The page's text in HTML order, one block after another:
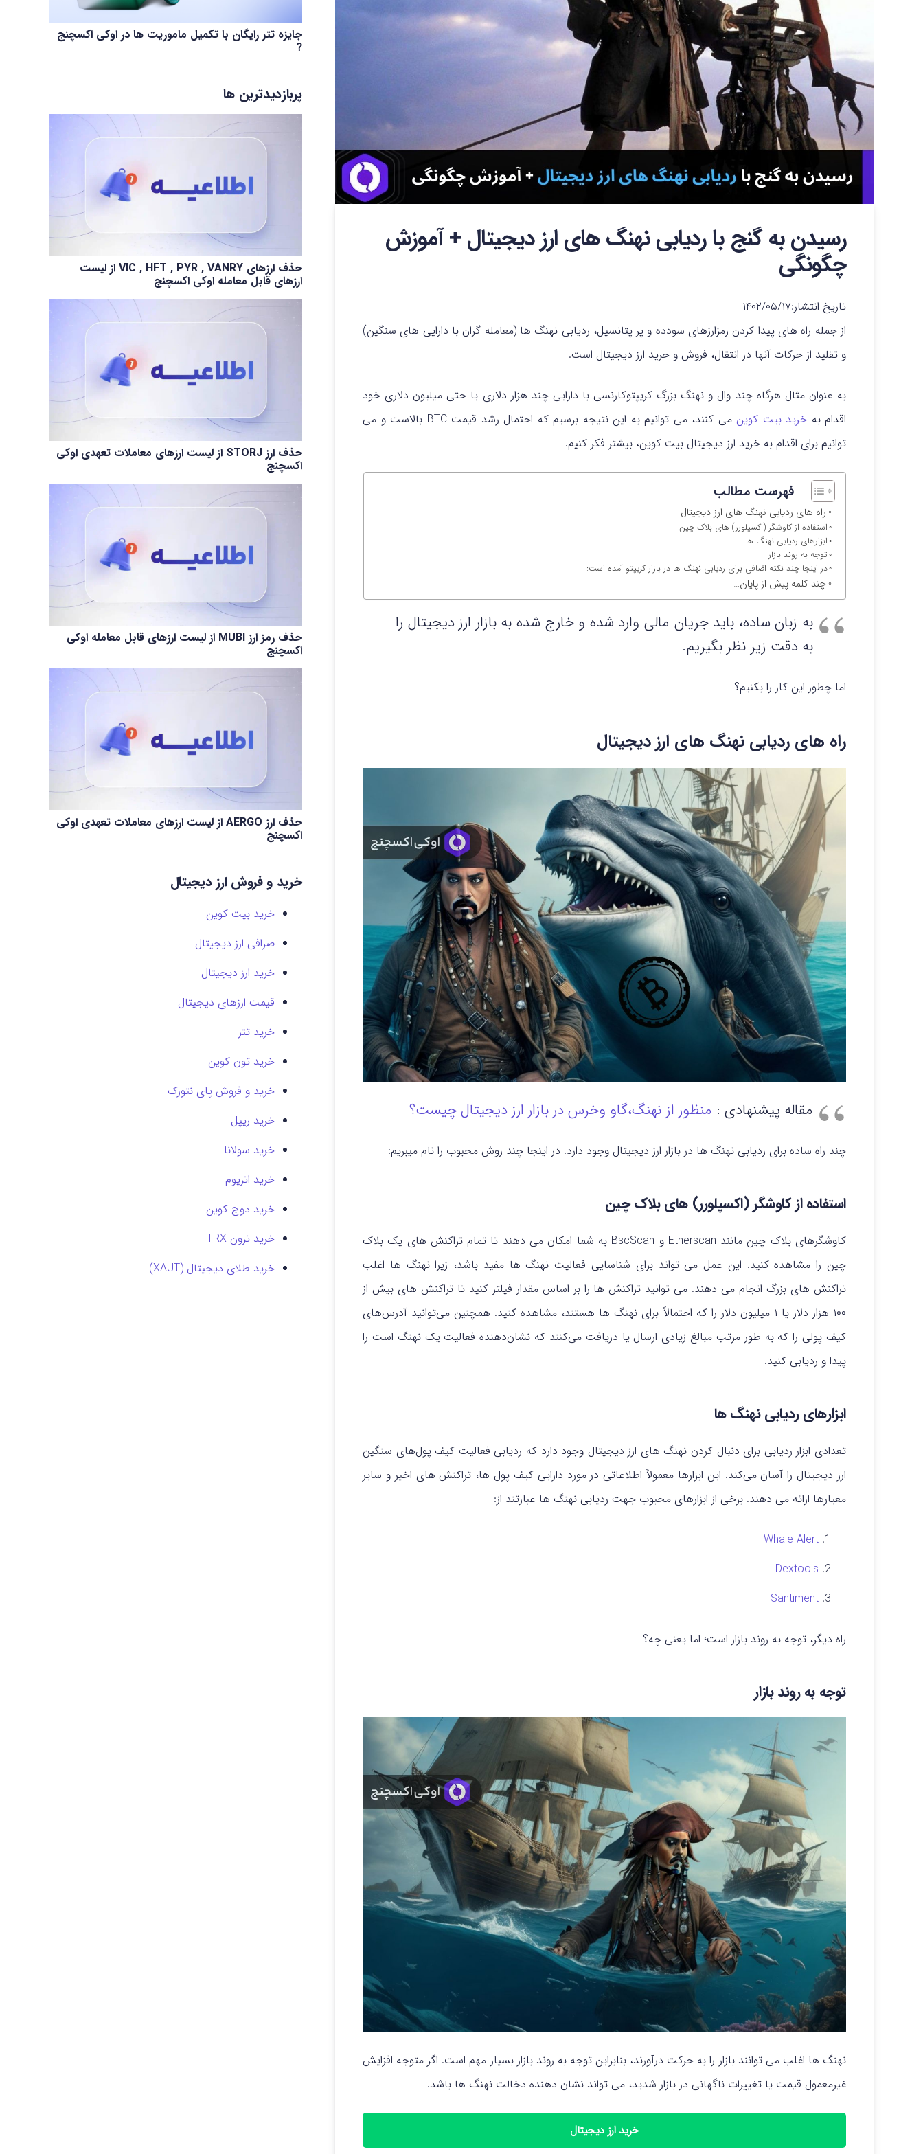
رسیدن به گنج با ردیابی نهنگ های ارز دیجیتال + آموزش
چگونگی
تاریخ انتشار:۱۴۰۲/۰۵/۱۷
از جمله راه های پیدا کردن رمزارزهای سودده و پر پتانسیل، ردیابی نهنگ ها (معامله گران با دارایی های سنگین)
و تقلید از حرکات آنها در انتقال، فروش و خرید ارز دیجیتال است.
به عنوان مثال هرگاه چند وال و نهنگ بزرگ کریپتوکارنسی با دارایی چند هزار دلاری یا حتی میلیون دلاری خود
اقدام به خرید بیت کوین
می کنند، می توانیم به این نتیجه برسیم که احتمال رشد قیمت BTC بالاست و می
توانیم برای اقدام به خرید ارز دیجیتال بیت کوین، بیشتر فکر کنیم.
فهرست مطالب
راه های ردیابی نهنگ های ارز دیجیتال
استفاده از کاوشگر (اکسپلورر) های بلاک چین
ابزارهای ردیابی نهنگ ها
توجه به روند بازار
در اینجا چند نکته اضافی برای ردیابی نهنگ ها در بازار کریپتو آمده است:
چند کلمه پیش از پایان…
به زبان ساده، باید جریان مالی وارد شده و خارج شده به بازار ارز دیجیتال را
به دقت زیر نظر بگیریم.
اما چطور این کار را بکنیم؟
راه های ردیابی نهنگ های ارز دیجیتال
مقاله پیشنهادی : منظور از نهنگ،گاو وخرس در بازار ارز دیجیتال چیست؟
چند راه ساده برای ردیابی نهنگ ها در بازار ارز دیجیتال وجود دارد. در اینجا چند روش محبوب را نام میبریم:
استفاده از کاوشگر (اکسپلورر) های بلاک چین
کاوشگرهای بلاک چین مانند Etherscan و BscScan به شما امکان می دهند تا تمام تراکنش های یک بلاک
چین را مشاهده کنید. این عمل می تواند برای شناسایی فعالیت نهنگ ها مفید باشد، زیرا نهنگ ها اغلب
تراکنش های بزرگ انجام می دهند. می توانید تراکنش ها را بر اساس مقدار فیلتر کنید تا تراکنش های بیش از
۱۰۰ هزار دلار یا ۱ میلیون دلار را که احتمالاً برای نهنگ ها هستند، مشاهده کنید. همچنین می‌توانید آدرس‌های
کیف پولی را که به طور مرتب مبالغ زیادی ارسال یا دریافت می‌کنند که نشان‌دهنده فعالیت یک نهنگ است را
پیدا و ردیابی کنید.
ابزارهای ردیابی نهنگ ها
تعدادی ابزار ردیابی برای دنبال کردن نهنگ های ارز دیجیتال وجود دارد که ردیابی فعالیت کیف پول‌های سنگین
ارز دیجیتال را آسان می‌کند. این ابزارها معمولاً اطلاعاتی در مورد دارایی کیف پول ها، تراکنش های اخیر و سایر
معیارها ارائه می دهند. برخی از ابزارهای محبوب جهت ردیابی نهنگ ها عبارتند از:
Whale Alert
Dextools
Santiment
راه دیگر، توجه به روند بازار است؛ اما یعنی چه؟
توجه به روند بازار
نهنگ ها اغلب می توانند بازار را به حرکت درآورند، بنابراین توجه به روند بازار بسیار مهم است. اگر متوجه افزایش
غیرمعمول قیمت یا تغییرات ناگهانی در بازار شدید، می تواند نشان دهنده دخالت نهنگ ها باشد.
خرید ارز دیجیتال
جایزه تتر رایگان با تکمیل ماموریت ها در اوکی اکسچنج
?
پربازدیدترین ها
حذف ارزهای VIC , HFT , PYR , VANRY از لیست
ارزهای قابل معامله اوکی اکسچنج
حذف ارز STORJ از لیست ارزهای معاملات تعهدی اوکی
اکسچنج
حذف رمز ارز MUBI از لیست ارزهای قابل معامله اوکی
اکسچنج
حذف ارز AERGO از لیست ارزهای معاملات تعهدی اوکی
اکسچنج
خرید و فروش ارز دیجیتال
خرید بیت کوین
صرافی ارز دیجیتال
خرید ارز دیجیتال
قیمت ارزهای دیجیتال
خرید تتر
خرید تون کوین
خرید و فروش پای نتورک
خرید ریپل
خرید سولانا
خرید اتریوم
خرید دوج کوین
خرید ترون TRX
خرید طلای دیجیتال (XAUT)